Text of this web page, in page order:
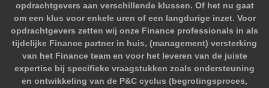
opdrachtgevers aan verschillende klussen. Of het nu gaat
om een klus voor enkele uren of een langdurige inzet. Voor
opdrachtgevers zetten wij onze Finance professionals in als
tijdelijke Finance partner in huis, (management) versterking
van het Finance team en voor het leveren van de juiste
expertise bij specifieke vraagstukken zoals ondersteuning
en ontwikkeling van de P&C cyclus (begrotingsproces,